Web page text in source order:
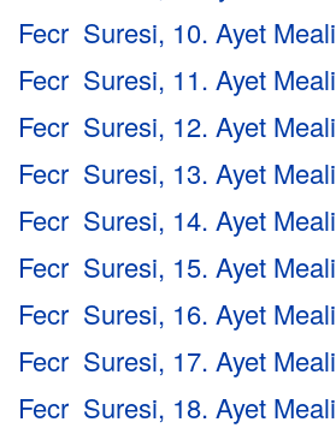
Fecr Suresi, 10. Ayet Meali
Fecr Suresi, 11. Ayet Meali
Fecr Suresi, 12. Ayet Meali
Fecr Suresi, 13. Ayet Meali
Fecr Suresi, 14. Ayet Meali
Fecr Suresi, 15. Ayet Meali
Fecr Suresi, 16. Ayet Meali
Fecr Suresi, 17. Ayet Meali
Fecr Suresi, 18. Ayet Meali